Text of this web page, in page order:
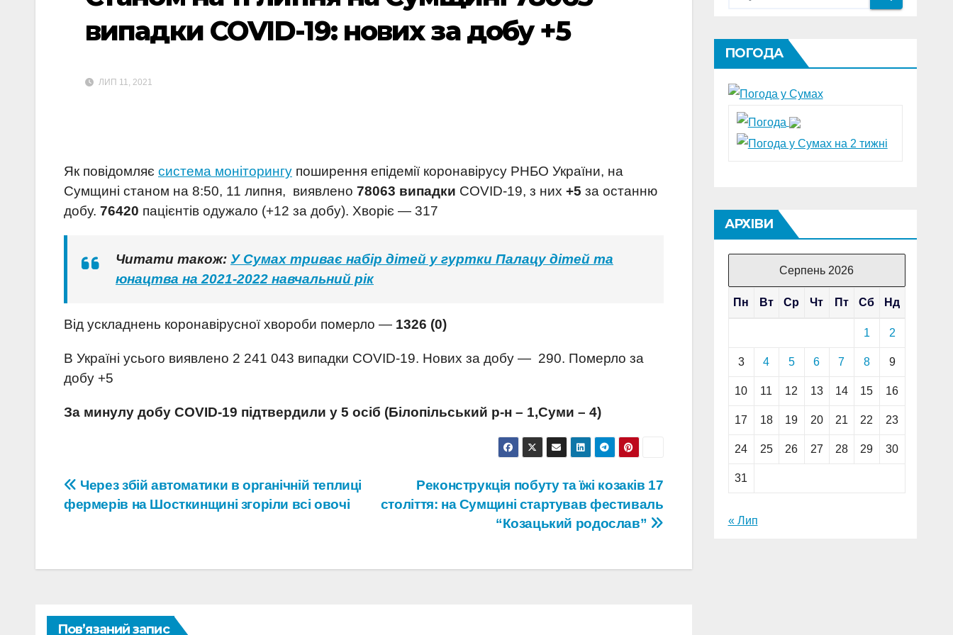
випадки COVID-19: нових за добу +5
ЛИП 11, 2021
Як повідомляє система моніторингу поширення епідемії коронавірусу РНБО України, на
Сумщині станом на 8:50, 11 липня, виявлено 78063 випадки COVID-19, з них +5 за останню
добу. 76420 пацієнтів одужало (+12 за добу). Хворіє — 317
Читати також: У Сумах триває набір дітей у гуртки Палацу дітей та
юнацтва на 2021-2022 навчальний рік
Від ускладнень коронавірусної хвороби померло — 1326 (0)
В Україні усього виявлено 2 241 043 випадки COVID-19. Нових за добу — 290. Померло за
добу +5
За минулу добу COVID-19 підтвердили у 5 осіб (Білопільський р-н – 1,Суми – 4)
Навігація
записів
Реконструкція побуту та їжі козаків 17
століття: на Сумщині стартував фестиваль
“Козацький родослав”
Через збій автоматики в органічній теплиці
фермерів на Шосткинщині згоріли всі овочі
Пов’язаний запис
ПОГОДА
АРХІВИ
Серпень 2026
Пн Вт Ср Чт Пт Сб Нд
1 2
3 4 5 6 7 8 9
10 11 12 13 14 15 16
17 18 19 20 21 22 23
24 25 26 27 28 29 30
31
« Лип